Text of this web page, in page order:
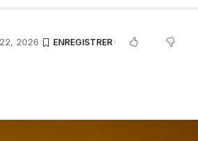
22, 2026